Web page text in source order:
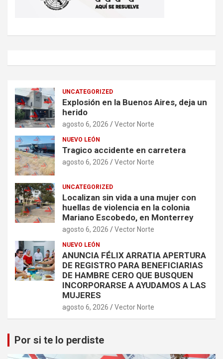
UNCATEGORIZED
Explosión en la Buenos Aires, deja un
herido
agosto 6, 2026 Vector Norte
NUEVO LEÓN
Tragico accidente en carretera
agosto 6, 2026 Vector Norte
UNCATEGORIZED
Localizan sin vida a una mujer con
huellas de violencia en la colonia
Mariano Escobedo, en Monterrey
agosto 6, 2026 Vector Norte
NUEVO LEÓN
ANUNCIA FÉLIX ARRATIA APERTURA
DE REGISTRO PARA BENEFICIARIAS
DE HAMBRE CERO QUE BUSQUEN
INCORPORARSE A AYUDAMOS A LAS
MUJERES
agosto 6, 2026 Vector Norte
Por si te lo perdiste